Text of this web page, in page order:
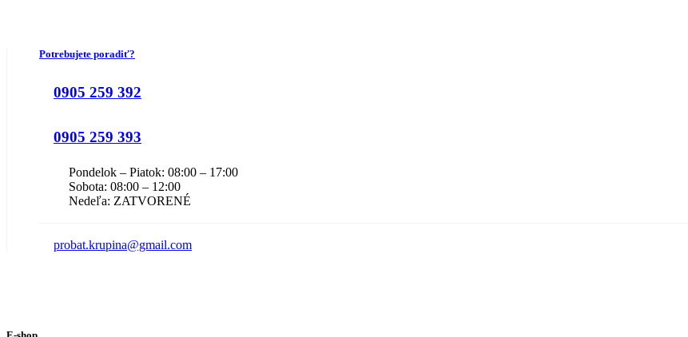
Potrebujete poradiť?
0905 259 392
0905 259 393
Pondelok – Piatok: 08:00 – 17:00
Sobota: 08:00 – 12:00
Nedeľa: ZATVORENÉ
probat.krupina@gmail.com